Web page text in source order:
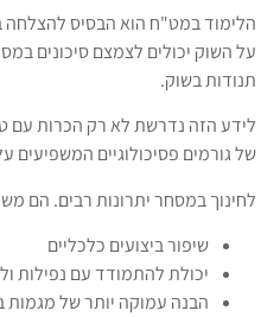
הלימוד במט"ח הוא הבסיס להצלחה
על השוק יכולים לצמצם סיכונים
תנודות בשוק.
לידע הזה נדרשת לא רק הכרות עם
של גורמים פסיכולוגיים המשפיעים
לחינוך במסחר יתרונות רבים. הם
שיפור ביצועים כלכליים
יכולת להתמודד עם נפילות
הבנה עמוקה יותר של מגמות